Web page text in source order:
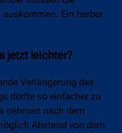
Ein herber
jetzt leichter?
Verlängerung des
dürfte so einfacher zu
nehmen nach dem
Abstand von dem